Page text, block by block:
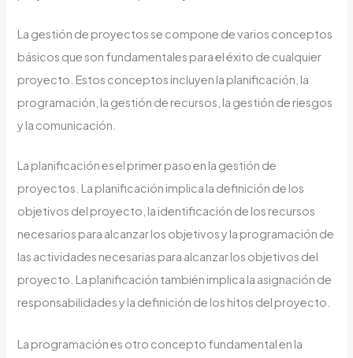
La gestión de proyectos se compone de varios conceptos
básicos que son fundamentales para el éxito de cualquier
proyecto. Estos conceptos incluyen la planificación, la
programación, la gestión de recursos, la gestión de riesgos
y la comunicación.
La planificación es el primer paso en la gestión de
proyectos. La planificación implica la definición de los
objetivos del proyecto, la identificación de los recursos
necesarios para alcanzar los objetivos y la programación de
las actividades necesarias para alcanzar los objetivos del
proyecto. La planificación también implica la asignación de
responsabilidades y la definición de los hitos del proyecto.
La programación es otro concepto fundamental en la